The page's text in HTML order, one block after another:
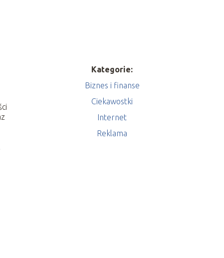
Kategorie:
Biznes i finanse
Ciekawostki
Internet
Reklama